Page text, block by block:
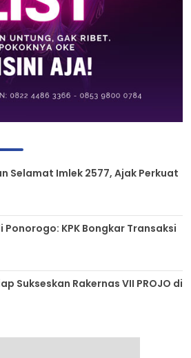
Selamat Imlek 2577, Ajak Perkuat
KPK Bongkar Transaksi
Sukseskan Rakernas VII PROJO di